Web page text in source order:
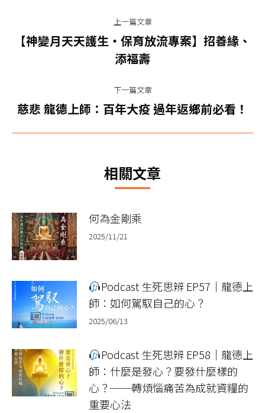
章
上一篇文章
上
一
文
章：
【神變月天天護生‧保育放流專案】招善緣、
添福壽
下一篇文章
下
章：
慈悲 龍德上師：百年大疫 過年返鄉前必看！
相關文章
何為金剛乘
2025/11/21
Podcast 生死思辨 EP57｜龍德上
師：如何駕馭自己的心？
2025/06/13
Podcast 生死思辨 EP58｜龍德上
師：什麼是發心？要發什麼樣的
心？──轉煩惱痛苦為成就資糧的
重要心法